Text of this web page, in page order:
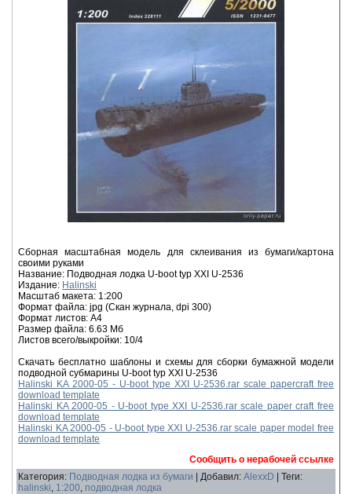
Сборная масштабная модель для склеивания из бумаги/картона
своими руками
Название: Подводная лодка U-boot typ XXI U-2536
Издание: Halinski
Масштаб макета: 1:200
Формат файла: jpg (Скан журнала, dpi 300)
Формат листов: A4
Размер файла: 6.63 Мб
Листов всего/выкройки: 10/4
Скачать бесплатно шаблоны и схемы для сборки бумажной модели
подводной субмарины U-boot typ XXI U-2536
Halinski KA 2000-05 - U-boot type XXI U-2536.rar scale papercraft free
download template
Halinski KA 2000-05 - U-boot type XXI U-2536.rar scale paper craft free
download template
Halinski KA 2000-05 - U-boot type XXI U-2536.rar scale paper model free
download template
Сообщить о нерабочей ссылке
Категория: Подводная лодка из бумаги Добавил: AlexxD Теги:
halinski, 1:200, подводная лодка